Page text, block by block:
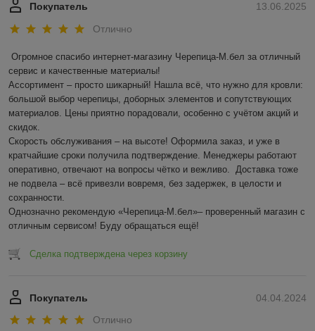
13.06.2025
Покупатель
Отлично
Огромное спасибо интернет-магазину Черепица-М.бел за отличный
сервис и качественные материалы!
Ассортимент – просто шикарный! Нашла всё, что нужно для кровли:
большой выбор черепицы, доборных элементов и сопутствующих
материалов. Цены приятно порадовали, особенно с учётом акций и
скидок.
Скорость обслуживания – на высоте! Оформила заказ, и уже в
кратчайшие сроки получила подтверждение. Менеджеры работают
оперативно, отвечают на вопросы чётко и вежливо.  Доставка тоже
не подвела – всё привезли вовремя, без задержек, в целости и
сохранности.
Однозначно рекомендую «Черепица-М.бел»– проверенный магазин с
отличным сервисом! Буду обращаться ещё!
Сделка подтверждена через корзину
04.04.2024
Покупатель
Отлично